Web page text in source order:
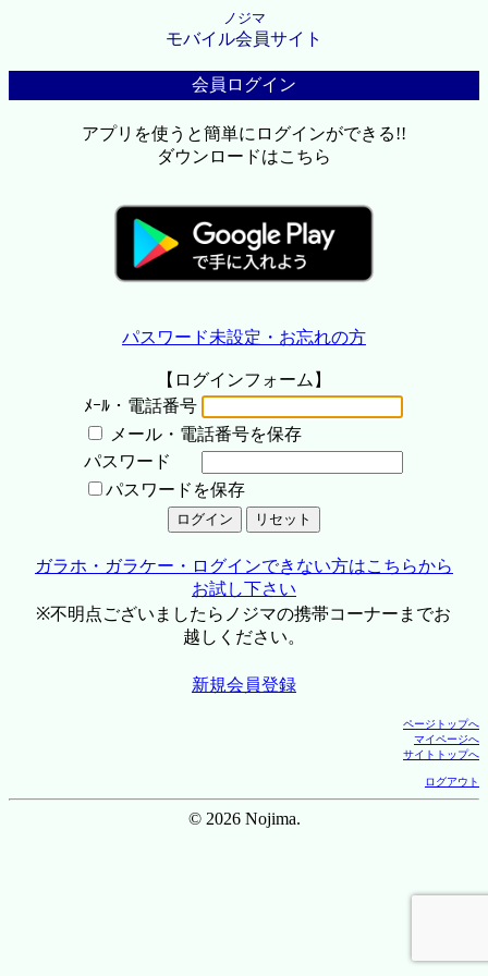
ノジマ
モバイル会員サイト
会員ログイン
アプリを使うと簡単にログインができる!!
ダウンロードはこちら
パスワード未設定・お忘れの方
【ログインフォーム】
ﾒｰﾙ・電話番号
メール・電話番号を保存
パスワード
パスワードを保存
ガラホ・ガラケー・ログインできない方はこちらから
お試し下さい
※不明点ございましたらノジマの携帯コーナーまでお
越しください。
新規会員登録
ページトップへ
マイページへ
サイトトップへ
ログアウト
© 2026 Nojima.